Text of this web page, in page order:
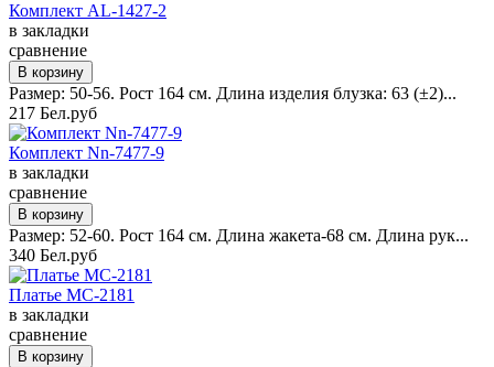
Комплект AL-1427-2
в закладки
сравнение
Размер: 50-56. Рост 164 см. Длина изделия блузка: 63 (±2)...
217 Бел.руб
Комплект Nn-7477-9
в закладки
сравнение
Размер: 52-60. Рост 164 см. Длина жакета-68 см. Длина рук...
340 Бел.руб
Платье MC-2181
в закладки
сравнение